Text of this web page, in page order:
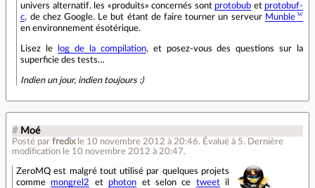
univers alternatif. les «produits» concernés sont protobub et protobuf-
c, de chez Google. Le but étant de faire tourner un serveur Munble
en environnement ésotérique.
Lisez le log de la compilation, et posez-vous des questions sur la
superficie des tests…
Indien un jour, indien toujours :)
# Moé
Posté par fredix le 10 novembre 2012 à 20:46. Évalué à 5. Dernière
modification le 10 novembre 2012 à 20:47.
ZeroMQ est malgré tout utilisé par quelques projets
comme mongrel2 et photon et selon ce tweetil